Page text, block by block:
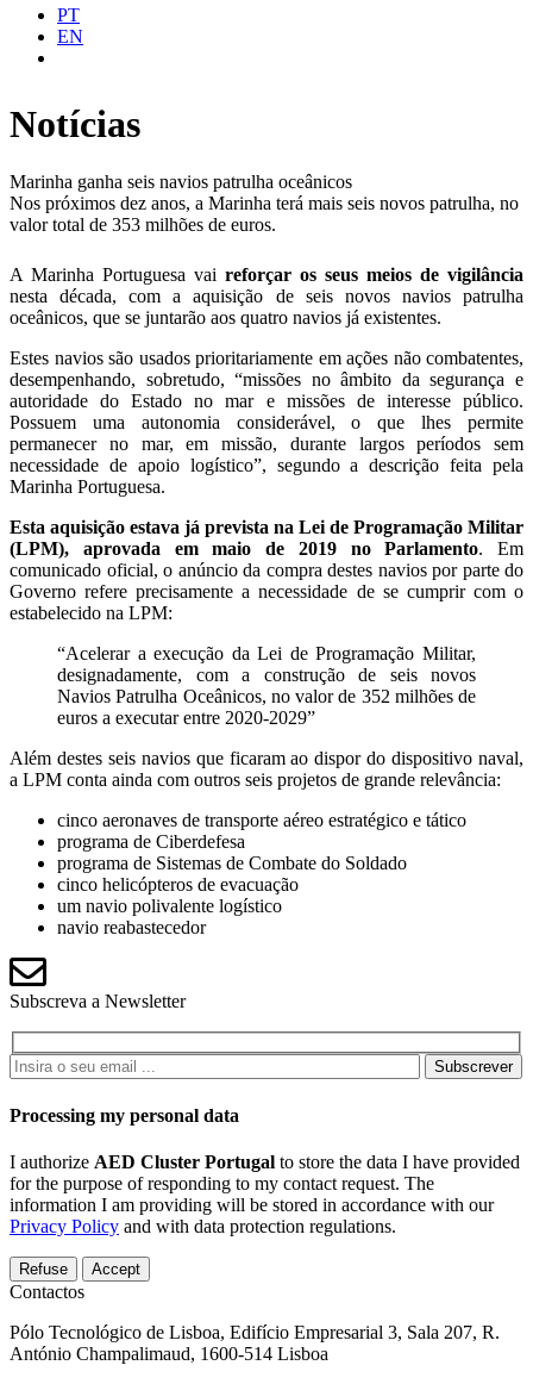
PT
EN
Notícias
Marinha ganha seis navios patrulha oceânicos
Nos próximos dez anos, a Marinha terá mais seis novos patrulha, no
valor total de 353 milhões de euros.
A Marinha Portuguesa vai reforçar os seus meios de vigilância
nesta década, com a aquisição de seis novos navios patrulha
oceânicos, que se juntarão aos quatro navios já existentes.
Estes navios são usados prioritariamente em ações não combatentes,
desempenhando, sobretudo, “missões no âmbito da segurança e
autoridade do Estado no mar e missões de interesse público.
Possuem uma autonomia considerável, o que lhes permite
permanecer no mar, em missão, durante largos períodos sem
necessidade de apoio logístico”, segundo a descrição feita pela
Marinha Portuguesa.
Esta aquisição estava já prevista na Lei de Programação Militar
(LPM), aprovada em maio de 2019 no Parlamento. Em
comunicado oficial, o anúncio da compra destes navios por parte do
Governo refere precisamente a necessidade de se cumprir com o
estabelecido na LPM:
“Acelerar a execução da Lei de Programação Militar,
designadamente, com a construção de seis novos
Navios Patrulha Oceânicos, no valor de 352 milhões de
euros a executar entre 2020-2029”
Além destes seis navios que ficaram ao dispor do dispositivo naval,
a LPM conta ainda com outros seis projetos de grande relevância:
cinco aeronaves de transporte aéreo estratégico e tático
programa de Ciberdefesa
programa de Sistemas de Combate do Soldado
cinco helicópteros de evacuação
um navio polivalente logístico
navio reabastecedor
Subscreva a Newsletter
Subscrever
Processing my personal data
I authorize AED Cluster Portugal to store the data I have provided
for the purpose of responding to my contact request. The
information I am providing will be stored in accordance with our
Privacy Policy and with data protection regulations.
Refuse Accept
Contactos
Pólo Tecnológico de Lisboa, Edifício Empresarial 3, Sala 207, R.
António Champalimaud, 1600-514 Lisboa